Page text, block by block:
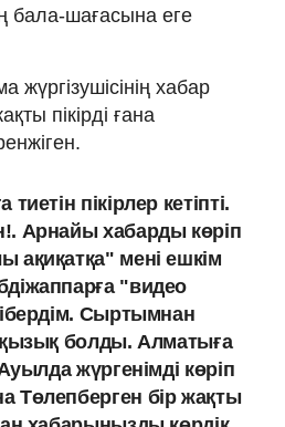
бала-шағасына еге
жүргізушісінің хабар
пікірді ғана
пікірлер кетіпті.
Арнайы хабарды көріп
ақиқатқа" мені ешкім
"видео
Сыртымнан
қызық болды. Алматыға
жүргенімді көріп
Төлепберген бір жақты